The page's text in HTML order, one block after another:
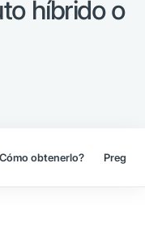
híbrido o
obtenerlo?